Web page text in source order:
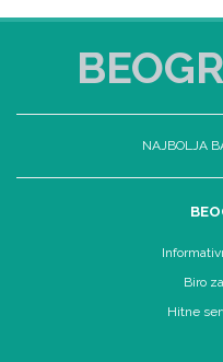
NAJBOLJA
Biro
Hitne